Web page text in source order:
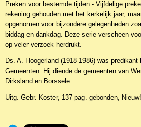
EAN code
9789055510672
Preken voor bestemde tijden - Vijfdelige
rekening gehouden met het kerkelijk jaar,
opgenomen voor bijzondere gelegenheden
biddag en dankdag. Deze serie verscheen
op veler verzoek herdrukt.
Ds. A. Hoogerland (1918-1986) was
Gemeenten. Hij diende de gemeenten van
Dirksland en Borssele.
Uitg. Gebr. Koster, 137 pag. gebonden, Nieuw!